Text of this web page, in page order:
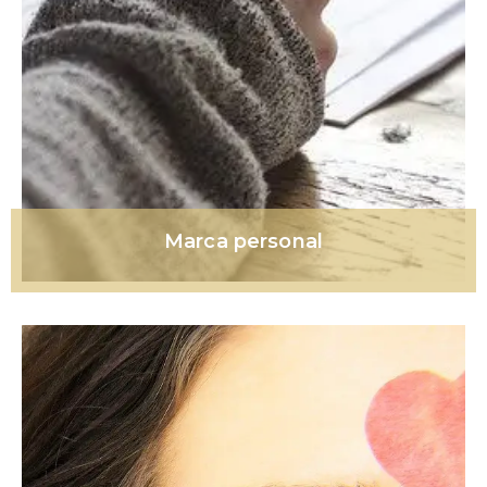
Marca personal